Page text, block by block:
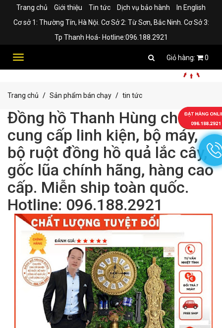
Trang chủ Giới thiệu Tin tức Dịch vụ bảo hành
In English
Cơ sở 1: Thường Tín, Hà Nội. Cơ Sở 2: Từ Sơn, Bắc Ninh. Cơ Sở 3:
Tp Thanh Hoá- Hotline:096.188.2921
Toggle
0
Trang chủ Sản phẩm bán chạy tin tức
Đồng hồ Thanh Hùng chuyên
cung cấp linh kiện, bộ máy,
bộ ruột đồng hồ quả lắc cây,
gốc lũa chính hãng, hàng cao
cấp. Miễn ship toàn quốc.
Hotline: 096.188.2921